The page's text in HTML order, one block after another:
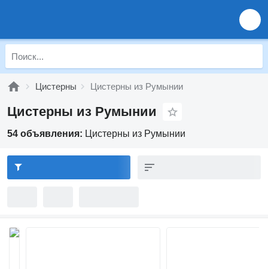
Цистерны Цистерны из Румынии
Цистерны из Румынии
54 объявления: Цистерны из Румынии